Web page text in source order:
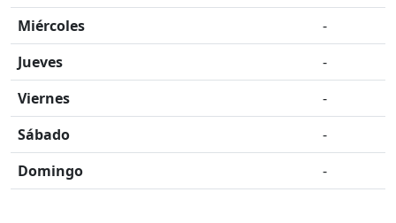
Miércoles
-
Jueves
-
Viernes
-
Sábado
-
Domingo
-